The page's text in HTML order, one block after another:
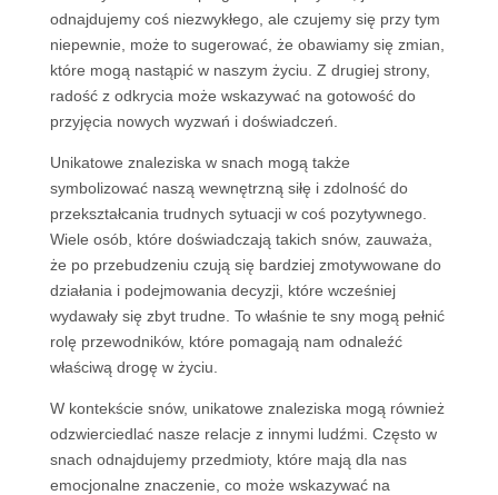
odnajdujemy coś niezwykłego, ale czujemy się przy tym
niepewnie, może to sugerować, że obawiamy się zmian,
które mogą nastąpić w naszym życiu. Z drugiej strony,
radość z odkrycia może wskazywać na gotowość do
przyjęcia nowych wyzwań i doświadczeń.
Unikatowe znaleziska w snach mogą także
symbolizować naszą wewnętrzną siłę i zdolność do
przekształcania trudnych sytuacji w coś pozytywnego.
Wiele osób, które doświadczają takich snów, zauważa,
że po przebudzeniu czują się bardziej zmotywowane do
działania i podejmowania decyzji, które wcześniej
wydawały się zbyt trudne. To właśnie te sny mogą pełnić
rolę przewodników, które pomagają nam odnaleźć
właściwą drogę w życiu.
W kontekście snów, unikatowe znaleziska mogą również
odzwierciedlać nasze relacje z innymi ludźmi. Często w
snach odnajdujemy przedmioty, które mają dla nas
emocjonalne znaczenie, co może wskazywać na